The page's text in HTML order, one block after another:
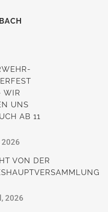
WIR
UNS
AB 11
2026
VON DER
2026